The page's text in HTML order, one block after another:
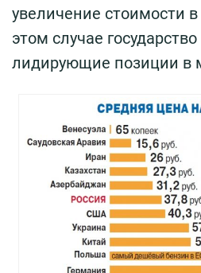
увеличение стоимости
этом случае
лидирующие позиции в